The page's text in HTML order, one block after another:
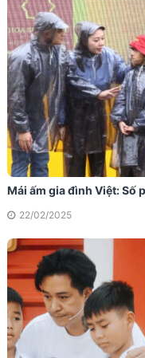
Mái ấm gia đình Việt: Số
22/02/2025